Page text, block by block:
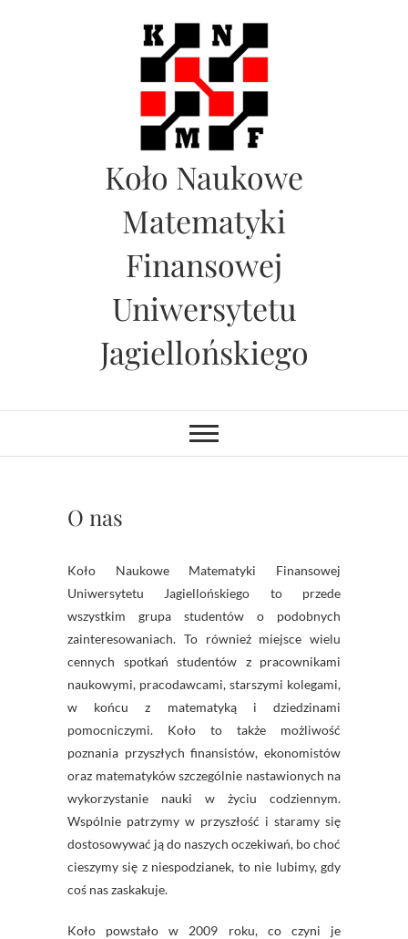
Koło Naukowe
Matematyki
Finansowej
Uniwersytetu
Jagiellońskiego
O nas
Koło Naukowe Matematyki Finansowej
Uniwersytetu Jagiellońskiego to przede
wszystkim grupa studentów o podobnych
zainteresowaniach. To również miejsce wielu
cennych spotkań studentów z pracownikami
naukowymi, pracodawcami, starszymi kolegami,
w końcu z matematyką i dziedzinami
pomocniczymi. Koło to także możliwość
poznania przyszłych finansistów, ekonomistów
oraz matematyków szczególnie nastawionych na
wykorzystanie nauki w życiu codziennym.
Wspólnie patrzymy w przyszłość i staramy się
dostosowywać ją do naszych oczekiwań, bo choć
cieszymy się z niespodzianek, to nie lubimy, gdy
coś nas zaskakuje.
Koło powstało w 2009 roku, co czyni je